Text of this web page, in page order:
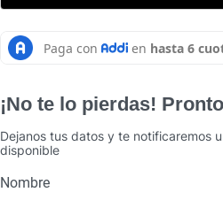
¡No te lo pierdas!
Dejanos tus datos y te notificaremos
disponible